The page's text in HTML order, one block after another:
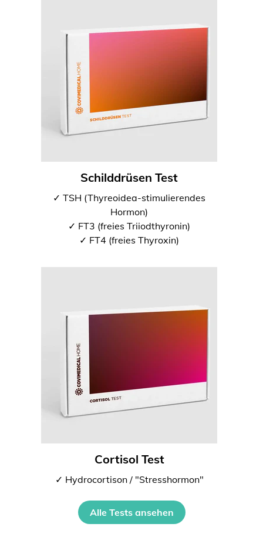
Schilddrüsen Test
✓ TSH (Thyreoidea-stimulierendes
Hormon)
✓ FT3 (freies Triiodthyronin)
✓ FT4 (freies Thyroxin)
Cortisol Test
✓ Hydrocortison / "Stresshormon"
Alle Tests ansehen